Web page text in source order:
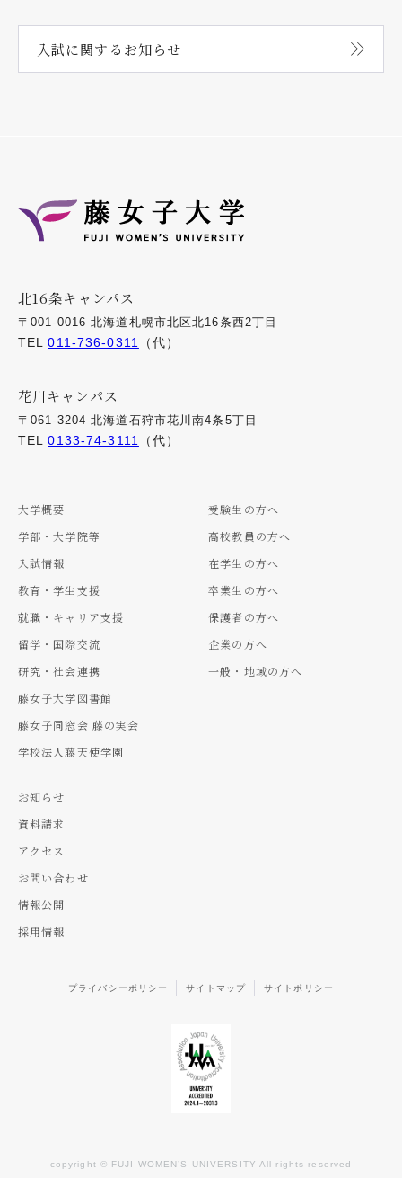
入試に関する お知らせ
北16条キャンパス
〒001-0016 北海道札幌市北区北16条西2丁目
TEL011-736-0311 （代）
花川キャンパス
〒061-3204 北海道石狩市花川南4条5丁目
TEL0133-74-3111 （代）
大学概要
学部・大学院等
入試情報
教育・学生支援
就職・キャリア支援
留学・国際交流
研究・社会連携
藤女子大学図書館
藤女子同窓会 藤の実会
学校法人藤天使学園
受験生の方へ
高校教員の方へ
在学生の方へ
卒業生の方へ
保護者の方へ
企業の方へ
一般・地域の方へ
お知らせ
資料請求
アクセス
お問い合わせ
情報公開
採用情報
プライバシーポリシー サイトマップ サイトポリシー
copyright © FUJI WOMEN’S UNIVERSITY All rights reserved